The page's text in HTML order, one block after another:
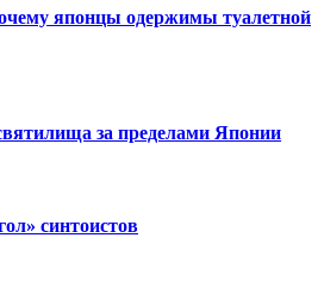
японцы одержимы туалетной
за пределами Японии
синтоистов